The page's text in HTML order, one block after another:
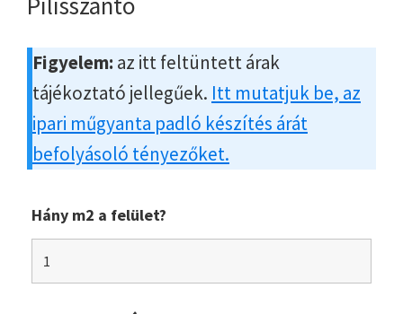
Figyelem: az itt feltüntett árak
tájékoztató jellegűek. Itt mutatjuk be, az
ipari műgyanta padló készítés árát
befolyásoló tényezőket.
Hány m2 a felület?